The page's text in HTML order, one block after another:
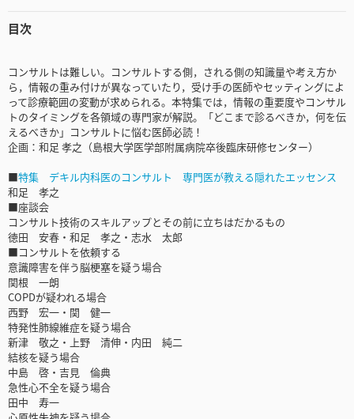
目次
コンサルトは難しい。コンサルトする側，される側の知識量や考え方か
ら，情報の重み付けが異なっていたり，受け手の医師やセッティングによ
って診療範囲の変動が求められる。本特集では，情報の重要度やコンサル
トのタイミングを各領域の専門家が解説。「どこまで診るべきか，何を伝
えるべきか」コンサルトに悩む医師必読！
企画：和足 孝之（島根大学医学部附属病院卒後臨床研修センター）
■特集 デキル内科医のコンサルト 専門医が教える隠れたエッセンス
和足 孝之
■座談会
コンサルト技術のスキルアップとその前に立ちはだかるもの
徳田 安春・和足 孝之・志水 太郎
■コンサルトを依頼する
意識障害を伴う脳梗塞を疑う場合
関根 一朗
COPDが疑われる場合
西野 宏一・関 健一
特発性肺線維症を疑う場合
新津 敬之・上野 清伸・内田 純二
結核を疑う場合
中島 啓・吉見 倫典
急性心不全を疑う場合
田中 寿一